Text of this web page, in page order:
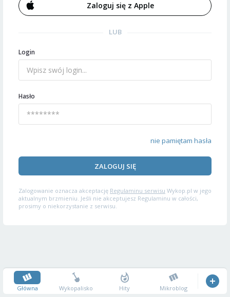
Zaloguj się z Apple
LUB
Login
Hasło
nie pamiętam hasła
ZALOGUJ SIĘ
Zalogowanie oznacza akceptację Regulaminu serwisu Wykop.pl w jego
aktualnym brzmieniu. Jeśli nie akceptujesz Regulaminu w całości,
prosimy o niekorzystanie z serwisu.
Główna Wykopalisko Hity Mikroblog